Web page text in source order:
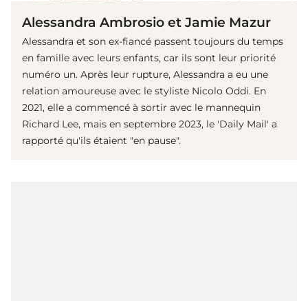
Alessandra Ambrosio et Jamie Mazur
Alessandra et son ex-fiancé passent toujours du temps
en famille avec leurs enfants, car ils sont leur priorité
numéro un. Après leur rupture, Alessandra a eu une
relation amoureuse avec le styliste Nicolo Oddi. En
2021, elle a commencé à sortir avec le mannequin
Richard Lee, mais en septembre 2023, le 'Daily Mail' a
rapporté qu'ils étaient "en pause".